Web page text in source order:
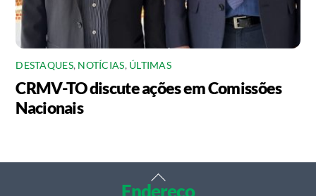
DESTAQUES, NOTÍCIAS, ÚLTIMAS
CRMV-TO discute ações em Comissões
Nacionais
Back
Endereço